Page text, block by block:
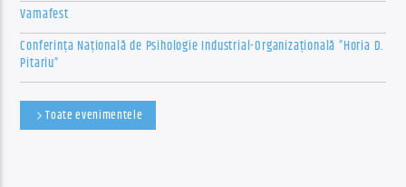
Vamafest
Conferința Națională de Psihologie Industrial-Organizațională ”Horia D.
Pitariu”
Toate evenimentele